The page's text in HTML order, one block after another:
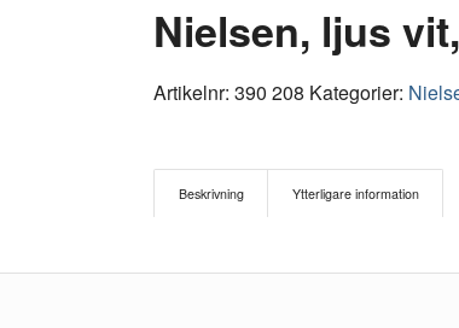
Nielsen, ljus
Artikelnr:390 208 Kategorier:
Beskrivning Ytterligare information